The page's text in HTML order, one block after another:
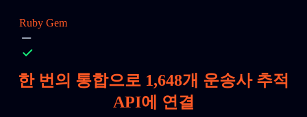
Ruby Gem
한 번의 통합으로 1,648개 운송사 추적
API에 연결